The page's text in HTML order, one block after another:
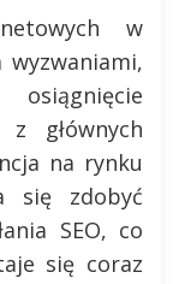
w
wyzwaniami,
z głównych
na rynku
się zdobyć
SEO, co
się coraz